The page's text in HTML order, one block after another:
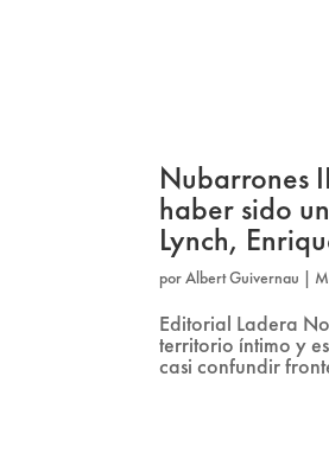
Nubarrones
haber sido
Lynch,
porAlbert Guivernau |
Editorial Ladera
territorio íntimo y
casi confundir